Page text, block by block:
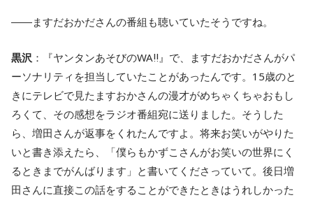
――ますだおかださんの番組も聴いていたそうですね。
黒沢 ：『ヤンタンあそびのWA‼』で、ますだおかださんがパ
ーソナリティを担当していたことがあったんです。15歳のと
きにテレビで見たますおかさんの漫才がめちゃくちゃおもし
ろくて、その感想をラジオ番組宛に送りました。そうした
ら、増田さんが返事をくれたんですよ。将来お笑いがやりた
いと書き添えたら、「僕らもかずこさんがお笑いの世界にく
るときまでがんばります」と書いてくださっていて。後日増
田さんに直接この話をすることができたときはうれしかった